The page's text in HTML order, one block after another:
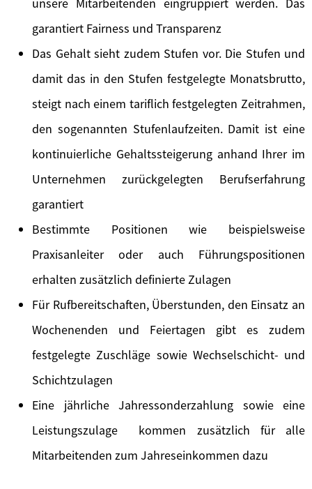
garantiert Fairness und Transparenz
Das Gehalt sieht zudem Stufen vor. Die Stufen und
damit das in den Stufen festgelegte Monatsbrutto,
steigt nach einem tariflich festgelegten Zeitrahmen,
den sogenannten Stufenlaufzeiten. Damit ist eine
kontinuierliche Gehaltssteigerung anhand Ihrer im
Unternehmen zurückgelegten Berufserfahrung
garantiert
Bestimmte Positionen wie beispielsweise
Praxisanleiter oder auch Führungspositionen
erhalten zusätzlich definierte Zulagen
Für Rufbereitschaften, Überstunden, den Einsatz an
Wochenenden und Feiertagen gibt es zudem
festgelegte Zuschläge sowie Wechselschicht- und
Schichtzulagen
Eine jährliche Jahressonderzahlung sowie eine
Leistungszulage kommen zusätzlich für alle
Mitarbeitenden zum Jahreseinkommen dazu